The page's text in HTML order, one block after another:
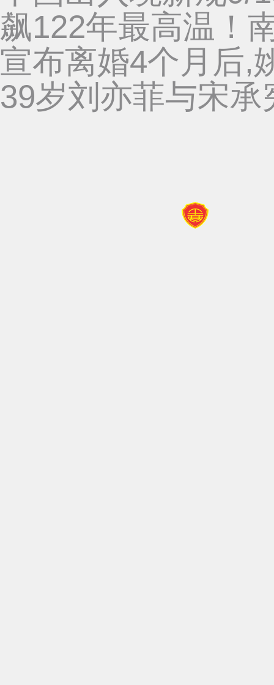
飙122年最高温！
宣布离婚4个月后,
39岁刘亦菲与宋